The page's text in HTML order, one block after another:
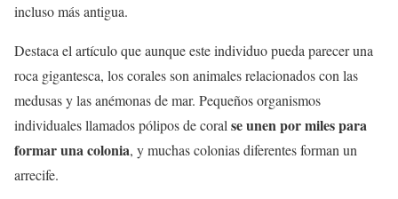
incluso más antigua.
Destaca el artículo que aunque este individuo pueda parecer una
roca gigantesca, los corales son animales relacionados con las
medusas y las anémonas de mar. Pequeños organismos
individuales llamados pólipos de coral se unen por miles para
formar una colonia, y muchas colonias diferentes forman un
arrecife.